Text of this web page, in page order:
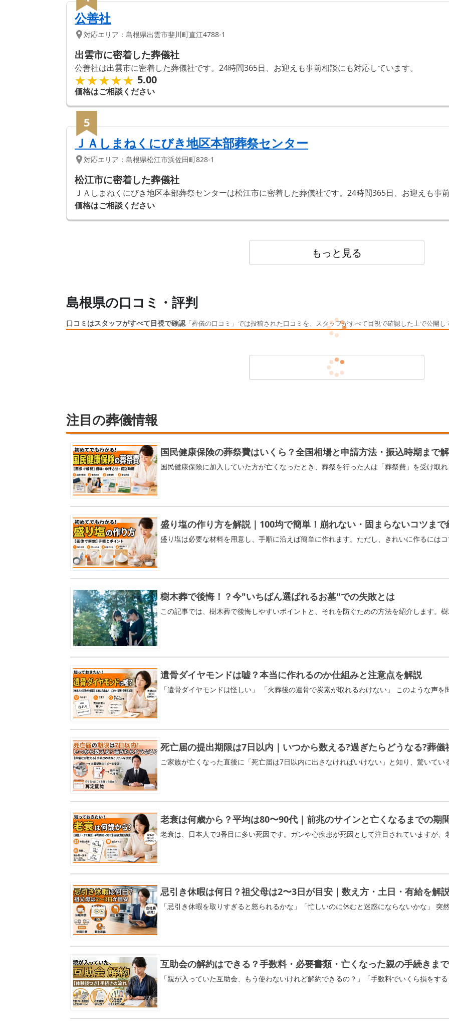
公善社
対応エリア： 島根県出雲市斐川町直江4788-1
出雲市に密着した葬儀社
公善社は出雲市に密着した葬儀社です。24時間365日、お迎えも事前相談にも対応しています。
★★★★★
★★★★★ 5.00
価格はご相談ください
5
ＪＡしまねくにびき地区本部葬祭センター
対応エリア： 島根県松江市浜佐田町828-1
松江市に密着した葬儀社
ＪＡしまねくにびき地区本部葬祭センターは松江市に密着した葬儀社です。24時間365日、お迎えも事
価格はご相談ください
もっと見る
島根県の口コミ・評判
口コミはスタッフがすべて目視で確認「葬儀の口コミ」では投稿された口コミを、スタッフがすべて目視で確認した上で公開し
注目の葬儀情報
国民健康保険の葬祭費はいくら？全国相場と申請方法・振込時期まで
盛り塩の作り方を解説｜100均で簡単！崩れない・固まらないコツまで
樹木葬で後悔！？今"いちばん選ばれるお墓"での失敗とは
遺骨ダイヤモンドは嘘？本当に作れるのか仕組みと注意点を解説
死亡届の提出期限は7日以内｜いつから数える?過ぎたらどうなる?葬儀
老衰は何歳から？平均は80〜90代｜前兆のサインと亡くなるまでの期
忌引き休暇は何日？祖父母は2〜3日が目安｜数え方・土日・有給を解
互助会の解約はできる？手数料・必要書類・亡くなった親の手続きま